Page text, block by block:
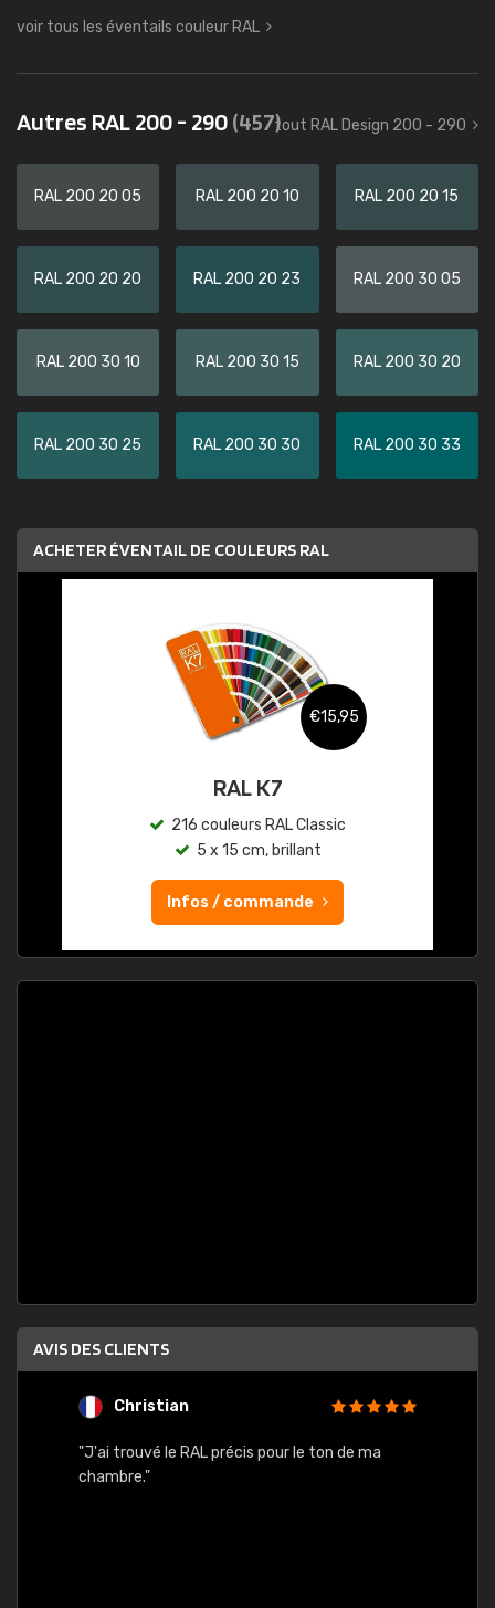
voir tous les éventails couleur RAL
Autres RAL 200 - 290(457)tout RAL Design 200 - 290
RAL 200 20 05 RAL 200 20 10 RAL 200 20 15
RAL 200 20 20 RAL 200 20 23 RAL 200 30 05
RAL 200 30 10 RAL 200 30 15 RAL 200 30 20
RAL 200 30 25 RAL 200 30 30 RAL 200 30 33
ACHETER ÉVENTAIL DE COULEURS RAL
€15,95
RAL K7
216 couleurs RAL Classic
5 x 15 cm, brillant
Infos / commande
AVIS DES CLIENTS
Christian
"J'ai trouvé le RAL précis pour le ton de ma
chambre."